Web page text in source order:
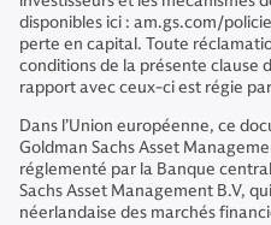
disponibles ici : am.gs.com/
perte en capital. Toute
conditions de la présente clause
rapport avec ceux-ci est régie
Dans l’Union européenne, ce
Goldman Sachs Asset
réglementé par la Banque
Sachs Asset Management B.V,
néerlandaise des marchés